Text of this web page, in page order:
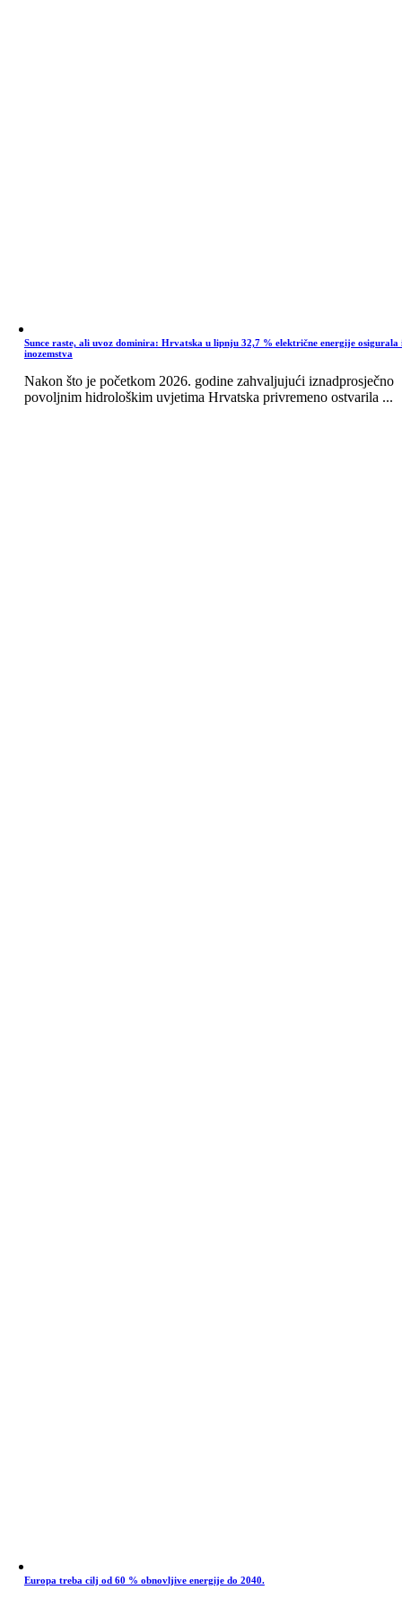
Sunce raste, ali uvoz dominira: Hrvatska u lipnju 32,7 % električne energije osigurala
inozemstva
Nakon što je početkom 2026. godine zahvaljujući iznadprosječno
povoljnim hidrološkim uvjetima Hrvatska privremeno ostvarila ...
Europa treba cilj od 60 % obnovljive energije do 2040.